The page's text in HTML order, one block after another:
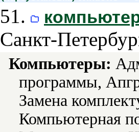
51.
Санкт-
Компьютеры:
программы,
Замена
Компьютерная